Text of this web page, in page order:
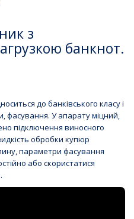
з
банкнот.
до банківського класу і
фасування. У апарату міцний,
підключення виносного
обробки купюр
параметри фасування
або скористатися